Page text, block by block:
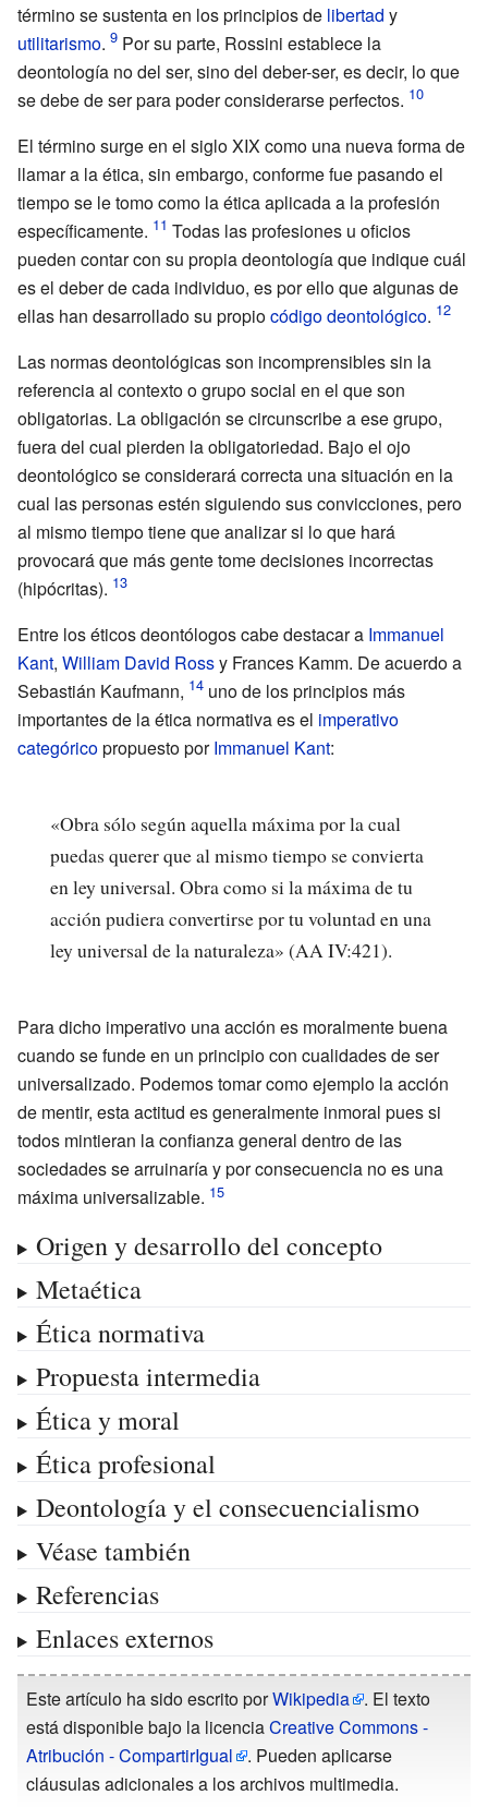
término se sustenta en los principios de libertad y
utilitarismo.
Por su parte, Rossini establece la
deontología no del ser, sino del deber-ser, es decir, lo que
se debe de ser para poder considerarse perfectos.
El término surge en el siglo XIX como una nueva forma de
llamar a la ética, sin embargo, conforme fue pasando el
tiempo se le tomo como la ética aplicada a la profesión
específicamente.
Todas las profesiones u oficios
pueden contar con su propia deontología que indique cuál
es el deber de cada individuo, es por ello que algunas de
ellas han desarrollado su propiocódigo deontológico.
Las normas deontológicas son incomprensibles sin la
referencia al contexto o grupo social en el que son
obligatorias. La obligación se circunscribe a ese grupo,
fuera del cual pierden la obligatoriedad. Bajo el ojo
deontológico se considerará correcta una situación en la
cual las personas estén siguiendo sus convicciones, pero
al mismo tiempo tiene que analizar si lo que hará
provocará que más gente tome decisiones incorrectas
(hipócritas).
Entre los éticos deontólogos cabe destacar a Immanuel
Kant, William David Rossy Frances Kamm. De acuerdo a
Sebastián Kaufmann,
uno de los principios más
importantes de la ética normativa es el imperativo
categóricopropuesto porImmanuel Kant:
«Obra sólo según aquella máxima por la cual
puedas querer que al mismo tiempo se convierta
en ley universal. Obra como si la máxima de tu
acción pudiera convertirse por tu voluntad en una
ley universal de la naturaleza» (AA IV:421).
Para dicho imperativo una acción es moralmente buena
cuando se funde en un principio con cualidades de ser
universalizado. Podemos tomar como ejemplo la acción
de mentir, esta actitud es generalmente inmoral pues si
todos mintieran la confianza general dentro de las
sociedades se arruinaría y por consecuencia no es una
máxima universalizable.
Origen y desarrollo del concepto
Metaética
Ética normativa
Propuesta intermedia
Ética y moral
Ética profesional
Deontología y el consecuencialismo
Véase también
Referencias
Enlaces externos
Este artículo ha sido escrito porWikipedia
. El texto
está disponible bajo la licenciaCreative Commons -
Atribución - CompartirIgual
. Pueden aplicarse
cláusulas adicionales a los archivos multimedia.